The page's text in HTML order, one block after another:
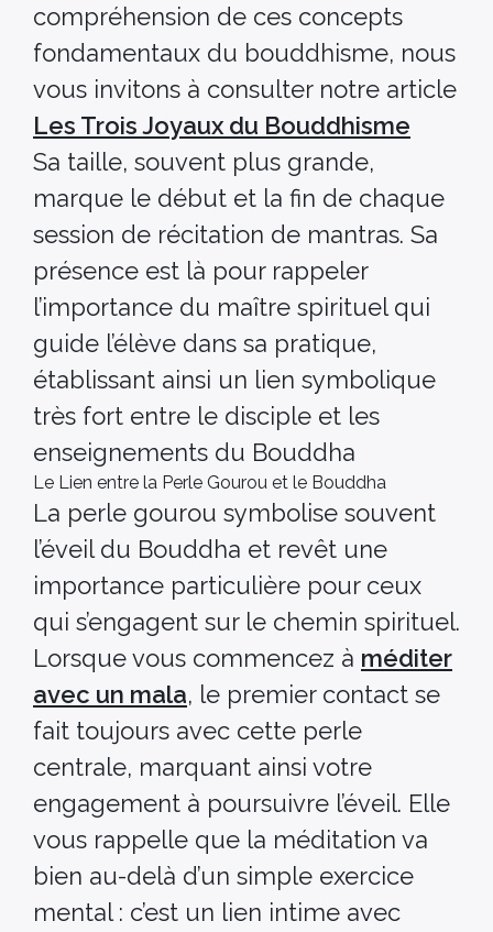
compréhension de ces concepts
fondamentaux du bouddhisme, nous
vous invitons à consulter notre article
Les Trois Joyaux du Bouddhisme
Sa taille, souvent plus grande,
marque le début et la fin de chaque
session de récitation de mantras. Sa
présence est là pour rappeler
l’importance du maître spirituel qui
guide l’élève dans sa pratique,
établissant ainsi un lien symbolique
très fort entre le disciple et les
enseignements du Bouddha
Le Lien entre la Perle Gourou et le Bouddha
La perle gourou symbolise souvent
l’éveil du Bouddha et revêt une
importance particulière pour ceux
qui s’engagent sur le chemin spirituel.
Lorsque vous commencez à méditer
avec un mala, le premier contact se
fait toujours avec cette perle
centrale, marquant ainsi votre
engagement à poursuivre l’éveil. Elle
vous rappelle que la méditation va
bien au-delà d’un simple exercice
mental : c’est un lien intime avec